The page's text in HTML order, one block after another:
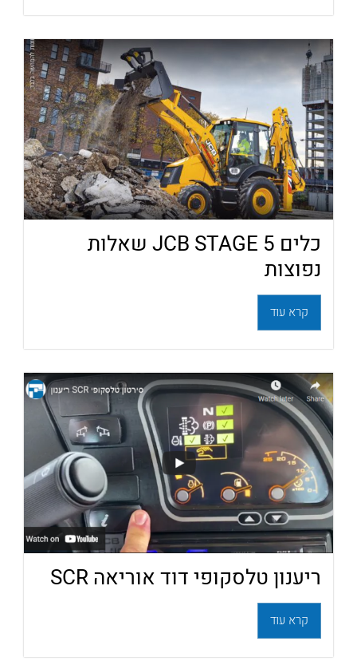
כלים JCB STAGE 5 שאלות
נפוצות
קרא עוד
ריענון טלסקופי דוד אוריאה SCR
קרא עוד